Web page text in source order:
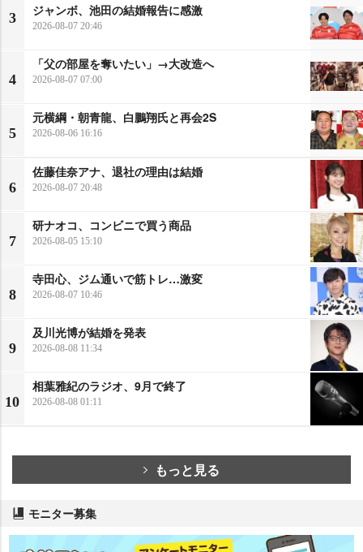
3
ジャンボ、池田の結婚報告に感激
2026-08-07 20:46
4
「父の部屋を奪いたい」→大改造へ
2026-08-07 07:00
5
元横綱・朝青龍、白鵬翔氏と再会2S
2026-08-06 16:16
6
佐藤佳奈アナ、退社の理由は結婚
2026-08-07 20:48
7
研ナオコ、コンビニで買う商品
2026-08-05 15:10
8
寺田心、ジム通いで筋トレ…激変
2026-08-07 10:46
9
及川光博が結婚を発表
2026-08-08 11:34
10
相葉雅紀のラジオ、9月で終了
2026-08-08 01:11
もっと見る
モニター募集